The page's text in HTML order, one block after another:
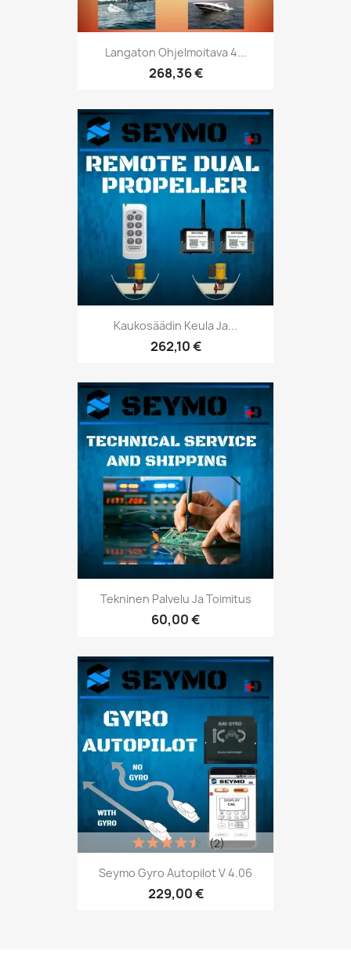
Langaton Ohjelmoitava 4...
268,36 €
Kaukosäädin Keula Ja...
262,10 €
Tekninen Palvelu Ja Toimitus
60,00 €
Seymo Gyro Autopilot V 4.06
229,00 €
(2)